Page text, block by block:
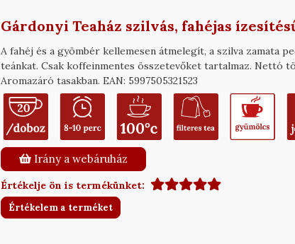
Gárdonyi Teaház szilvás, fahéjas
A fahéj és a gyömbér kellemesen átmelegít, a szilva zamata
teánkat. Csak koffeinmentes összetevőket tartalmaz. Nettó
Aromazáró tasakban. EAN: 5997505321523
Irány a webáruház
Értékelje ön is termékünket:
Értékelem a terméket